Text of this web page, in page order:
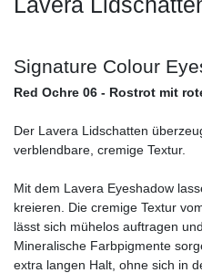
Signature Colour
Red Ochre 06 - Rostrot mit
Der Lavera Lidschatten
verblendbare, cremige Textur.
Mit dem Lavera Eyeshadow
kreieren. Die cremige Textur
lässt sich mühelos auftragen
Mineralische Farbpigmente
extra langen Halt, ohne sich in